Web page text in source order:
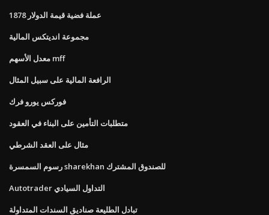
1878 عملة فضية قيمة الدولار
مجموعة انديتكس المالية
معدل الأسهم mff
الرافعة المالية على سبيل المثال
فوركس يورو فرك
متطلبات التأمين على البناء في العقود
مثال على العقد الشرطي
رسوم السمسرة sharekhan للصندوق المشترك
Autotrader التداول السيادي
تبادل الطليعة صناديق السندات المتداولة